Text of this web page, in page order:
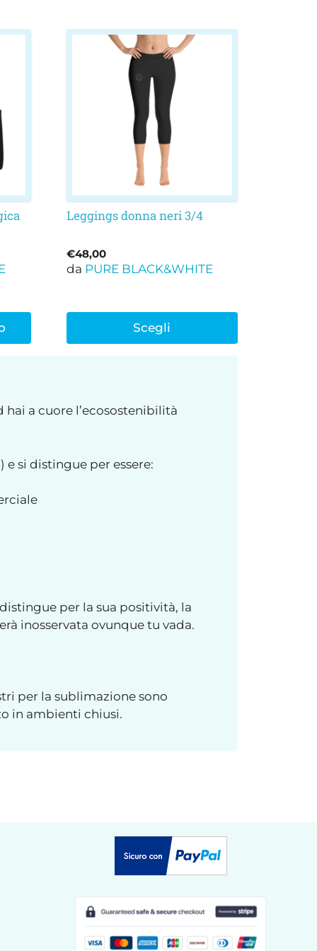
Leggings donna neri 3/4
€48,00
da PURE BLACK&WHITE
Scegli
Questo
prodotto
scelte
nella
del
prodotto
a cuore l’ecosostenibilità
si distingue per essere:
per la sua positività, la
inosservata ovunque tu vada.
per la sublimazione sono
in ambienti chiusi.